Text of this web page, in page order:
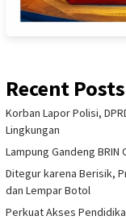
Recent Posts
Korban Lapor Polisi,
Lingkungan
Lampung Gandeng BRIN
Ditegur karena Berisik,
dan Lempar Botol
Perkuat Akses